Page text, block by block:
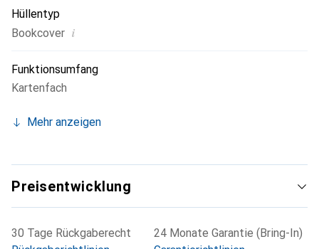
Hüllentyp
Bookcover i
Funktionsumfang
Kartenfach
Mehr anzeigen
Preisentwicklung
30 Tage Rückgaberecht
24 Monate Garantie (Bring-In)